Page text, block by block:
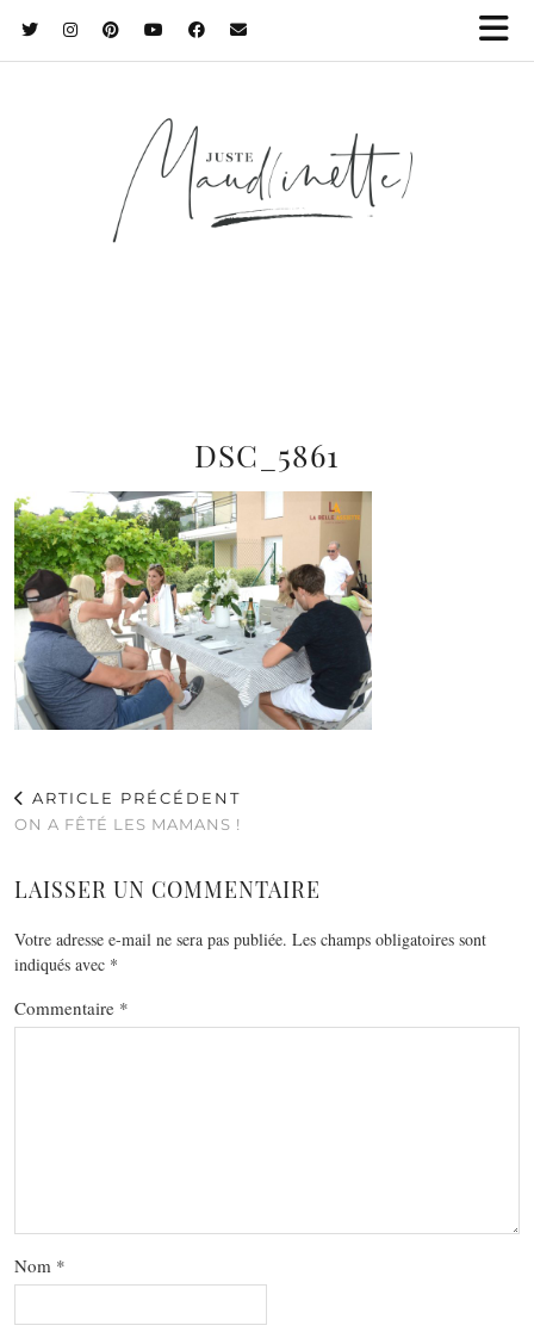
DSC_5861
ARTICLE PRÉCÉDENT
ON A FÊTÉ LES MAMANS !
LAISSER UN COMMENTAIRE
Votre adresse e-mail ne sera pas publiée. Les champs obligatoires sont
indiqués avec *
Commentaire *
Nom *